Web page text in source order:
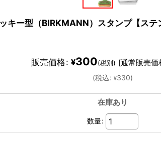
キー型（BIRKMANN）スタンプ【ステ
販売価格: ¥300(税別) [通常販売価
(税込: ¥330)
在庫あり
数量: